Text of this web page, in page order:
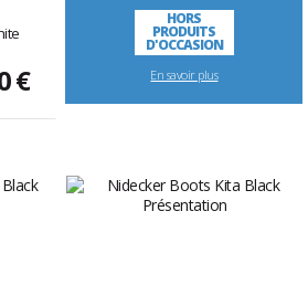
€
HORS
PRODUITS
D'OCCASION
En savoir plus